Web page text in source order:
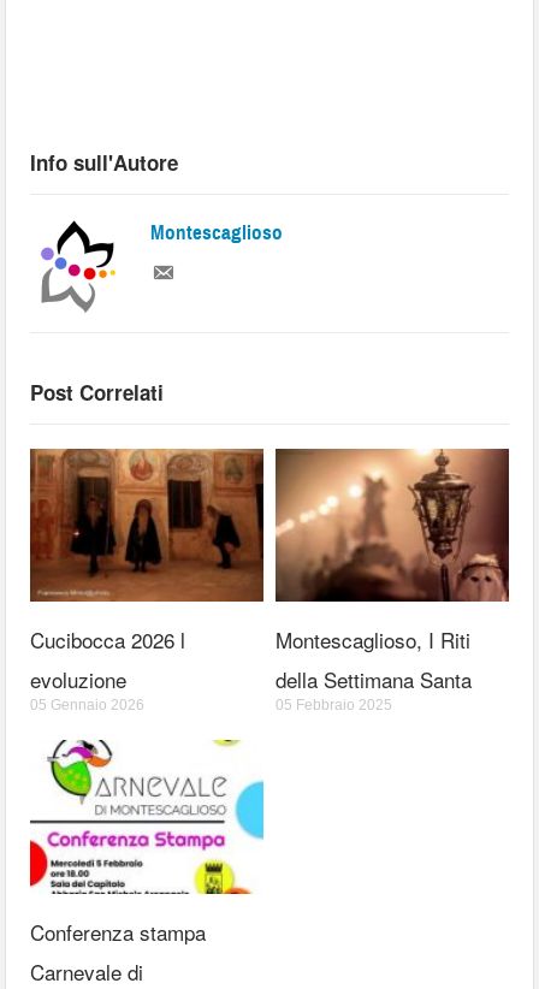
Info sull'Autore
Montescaglioso
Post Correlati
Cucibocca 2026 l
evoluzione
05 Gennaio 2026
Montescaglioso, I Riti
della Settimana Santa
05 Febbraio 2025
Conferenza stampa
Carnevale di